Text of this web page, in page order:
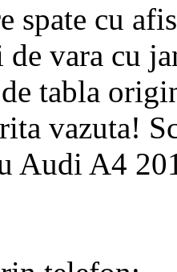
spate cu
vara cu
tabla
vazuta!
Audi A4